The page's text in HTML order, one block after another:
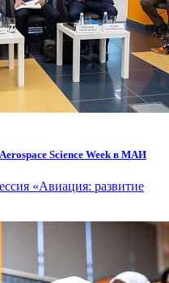
Science Week в МАИ
«Авиация: развитие